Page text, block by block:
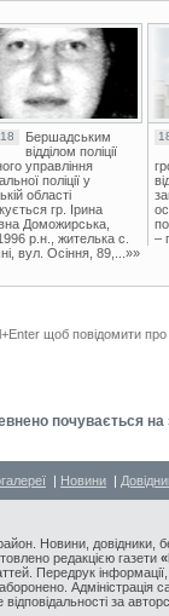
Бершадським
відділом поліції
управління
поліції у
області
гр. Ірина
Доможирська,
р.н., жителька с.
вул. Осіння, 89,...»»
–
щоб повідомити про
почувається на
| Новини |
Новини, довідники,
редакцією газети
Передрук
Адміністрація
за